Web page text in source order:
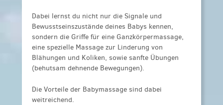
Dabei lernst du nicht nur die Signale und
Bewusstseinszustände deines Babys kennen,
sondern die Griffe für eine Ganzkörpermassage,
eine spezielle Massage zur Linderung von
Blähungen und Koliken, sowie sanfte Übungen
(behutsam dehnende Bewegungen).
Die Vorteile der Babymassage sind dabei
weitreichend.